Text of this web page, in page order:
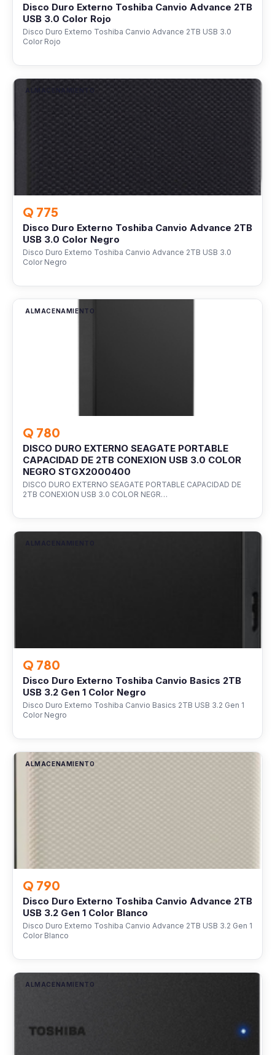
Disco Duro Externo Toshiba Canvio Advance 2TB
USB 3.0 Color Rojo
Disco Duro Externo Toshiba Canvio Advance 2TB USB 3.0
Color Rojo
ALMACENAMIENTO
Q 775
Disco Duro Externo Toshiba Canvio Advance 2TB
USB 3.0 Color Negro
Disco Duro Externo Toshiba Canvio Advance 2TB USB 3.0
Color Negro
ALMACENAMIENTO
Q 780
DISCO DURO EXTERNO SEAGATE PORTABLE
CAPACIDAD DE 2TB CONEXION USB 3.0 COLOR
NEGRO STGX2000400
DISCO DURO EXTERNO SEAGATE PORTABLE CAPACIDAD DE
2TB CONEXION USB 3.0 COLOR NEGR…
Q 780
Disco Duro Externo Toshiba Canvio Basics 2TB
USB 3.2 Gen 1 Color Negro
Disco Duro Externo Toshiba Canvio Basics 2TB USB 3.2 Gen 1
Color Negro
ALMACENAMIENTO
Q 790
Disco Duro Externo Toshiba Canvio Advance 2TB
USB 3.2 Gen 1 Color Blanco
Disco Duro Externo Toshiba Canvio Advance 2TB USB 3.2 Gen 1
Color Blanco
ALMACENAMIENTO